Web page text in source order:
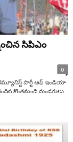
సిపిఎం
0
పార్టీ ఆఫ్ ఇండియా
కొంతమంది దుండ‌గులు